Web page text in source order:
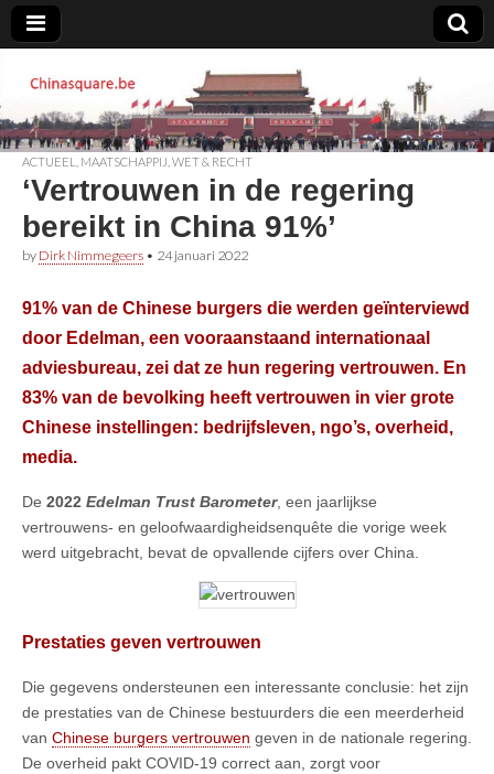
Chinasquare.be
ACTUEEL MAATSCHAPPIJ WET & RECHT
‘Vertrouwen in de regering
bereikt in China 91%’
by Dirk Nimmegeers • 24 januari 2022
91% van de Chinese burgers die werden geïnterviewd
door Edelman, een vooraanstaand internationaal
adviesbureau, zei dat ze hun regering vertrouwen. En
83% van de bevolking heeft vertrouwen in vier grote
Chinese instellingen: bedrijfsleven, ngo’s, overheid,
media.
De 2022 Edelman Trust Barometer, een jaarlijkse
vertrouwens- en geloofwaardigheidsenquête die vorige week
werd uitgebracht, bevat de opvallende cijfers over China.
Prestaties geven vertrouwen
Die gegevens ondersteunen een interessante conclusie: het zijn
de prestaties van de Chinese bestuurders die een meerderheid
van Chinese burgers vertrouwen geven in de nationale regering.
De overheid pakt COVID-19 correct aan, zorgt voor